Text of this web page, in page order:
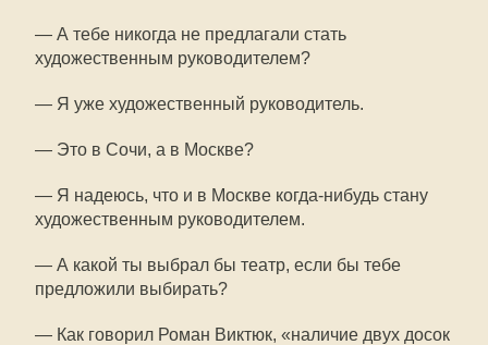
— А тебе никогда не предлагали стать
художественным руководителем?
— Я уже художественный руководитель.
— Это в Сочи, а в Москве?
— Я надеюсь, что и в Москве когда-нибудь стану
художественным руководителем.
— А какой ты выбрал бы театр, если бы тебе
предложили выбирать?
— Как говорил Роман Виктюк, «наличие двух досок